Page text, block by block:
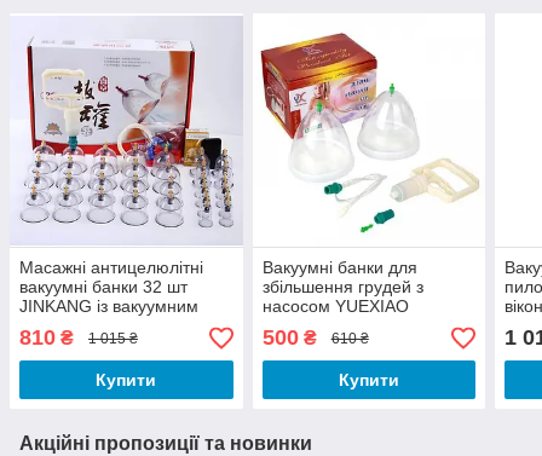
Масажні антицелюлітні
вакуумні банки 32 шт
JINKANG із вакуумним
810 ₴ 1 015 ₴
Купити
Вакуумні банки для
збільшення грудей з
насосом YUEXIAO
500₴ 610 ₴
Купити
1
Акційні пропозиції та новинки